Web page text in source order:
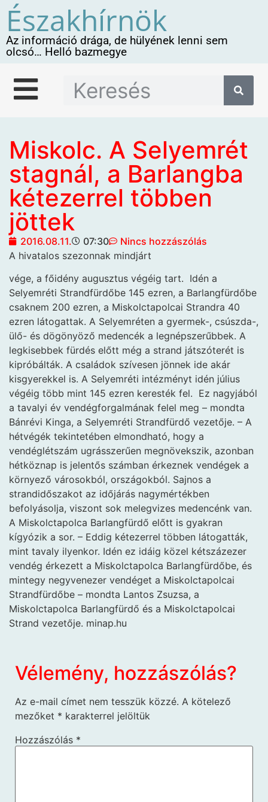
Északhírnök
Az információ drága, de hülyének lenni sem
olcsó… Helló bazmegye
Miskolc. A Selyemrét
stagnál, a Barlangba
kétezerrel többen
jöttek
2016.08.11. 07:30
Nincs hozzászólás
A hivatalos szezonnak mindjárt
vége, a főidény augusztus végéig tart. Idén a
Selyemréti Strandfürdőbe 145 ezren, a Barlangfürdőbe
csaknem 200 ezren, a Miskolctapolcai Strandra 40
ezren látogattak. A Selyemréten a gyermek-, csúszda-,
ülő- és dögönyöző medencék a legnépszerűbbek. A
legkisebbek fürdés előtt még a strand játszóterét is
kipróbálták. A családok szívesen jönnek ide akár
kisgyerekkel is. A Selyemréti intézményt idén július
végéig több mint 145 ezren keresték fel. Ez nagyjából
a tavalyi év vendégforgalmának felel meg – mondta
Bánrévi Kinga, a Selyemréti Strandfürdő vezetője. – A
hétvégék tekintetében elmondható, hogy a
vendéglétszám ugrásszerűen megnövekszik, azonban
hétköznap is jelentős számban érkeznek vendégek a
környező városokból, országokból. Sajnos a
strandidőszakot az időjárás nagymértékben
befolyásolja, viszont sok melegvizes medencénk van.
A Miskolctapolca Barlangfürdő előtt is gyakran
kígyózik a sor. – Eddig kétezerrel többen látogatták,
mint tavaly ilyenkor. Idén ez idáig közel kétszázezer
vendég érkezett a Miskolctapolca Barlangfürdőbe, és
mintegy negyvenezer vendéget a Miskolctapolcai
Strandfürdőbe – mondta Lantos Zsuzsa, a
Miskolctapolca Barlangfürdő és a Miskolctapolcai
Strand vezetője. minap.hu
Vélemény, hozzászólás?
Az e-mail címet nem tesszük közzé. A kötelező
mezőket * karakterrel jelöltük
Hozzászólás *